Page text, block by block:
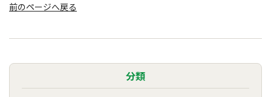
前のページへ戻る
分類